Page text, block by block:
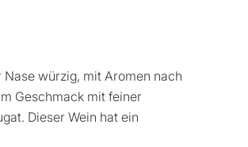
würzig, mit Aromen nach
Geschmack mit feiner
Dieser Wein hat ein